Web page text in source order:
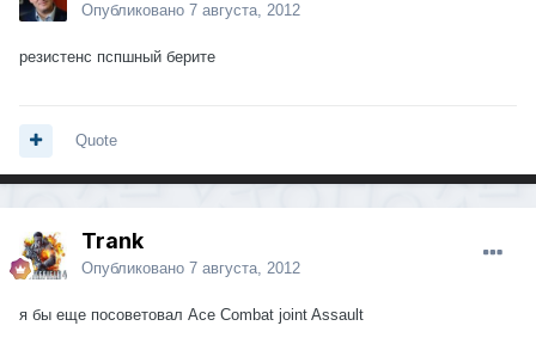
Опубликовано 7 августа, 2012
резистенс пспшный берите
Quote
Trank
Опубликовано 7 августа, 2012
я бы еще посоветовал Ace Combat joint Assault